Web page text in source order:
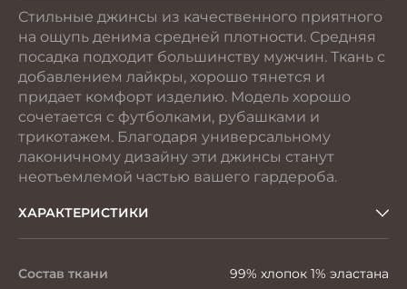
Стильные джинсы из качественного приятного
на ощупь денима средней плотности. Средняя
посадка подходит большинству мужчин. Ткань с
добавлением лайкры, хорошо тянется и
придает комфорт изделию. Модель хорошо
сочетается с футболками, рубашками и
трикотажем. Благодаря универсальному
лаконичному дизайну эти джинсы станут
неотъемлемой частью вашего гардероба.
ХАРАКТЕРИСТИКИ
Состав ткани 99% хлопок 1% эластана